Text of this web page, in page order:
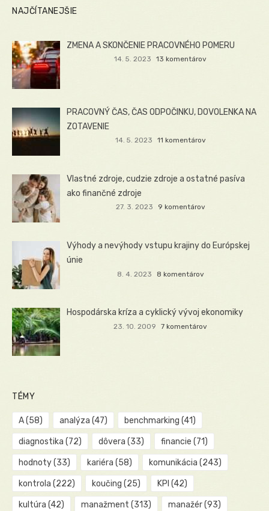
NAJČÍTANEJŠIE
ZMENA A SKONČENIE PRACOVNÉHO POMERU
14. 5. 2023 13 komentárov
PRACOVNÝ ČAS, ČAS ODPOČINKU, DOVOLENKA NA
ZOTAVENIE
14. 5. 2023 11 komentárov
Vlastné zdroje, cudzie zdroje a ostatné pasíva
ako finančné zdroje
27. 3. 2023 9 komentárov
Výhody a nevýhody vstupu krajiny do Európskej
únie
8. 4. 2023 8 komentárov
Hospodárska kríza a cyklický vývoj ekonomiky
23. 10. 2009 7 komentárov
TÉMY
A(58) analýza (47) benchmarking (41)
diagnostika (72) dôvera (33) financie (71)
hodnoty(33) kariéra (58) komunikácia (243)
kontrola (222) koučing (25) KPI (42)
kultúra (42) manažment (313) manažér(93)